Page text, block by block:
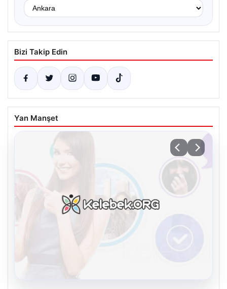
Bizi Takip Edin
Yan Manşet